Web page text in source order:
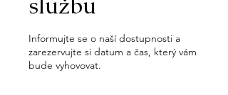
Informujte se o naší dostupnosti a
zarezervujte si datum a čas, který vám
bude vyhovovat.